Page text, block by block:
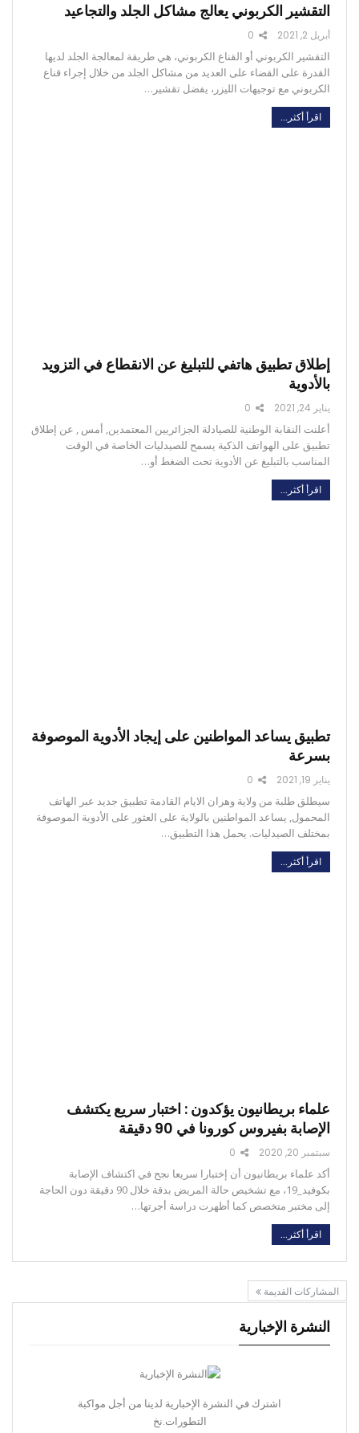
التقشير الكربوني يعالج مشاكل الجلد والتجاعيد
أبريل 2, 2021
التقشير الكربوني أو القناع الكربوني، هي طريقة لمعالجة الجلد لديها
القدرة على القضاء على العديد من مشاكل الجلد من خلال إجراء قناع
الكربوني مع توجيهات الليزر، يفضل تقشير…
اقرأ أكثر...
إطلاق تطبيق هاتفي للتبليغ عن الانقطاع في التزويد
بالأدوية
يناير 24, 2021
أعلنت النقابة الوطنية للصيادلة الجزائريين المعتمدين, أمس , عن إطلاق
تطبيق على الهواتف الذكية يسمح للصيدليات الخاصة في الوقت
المناسب بالتبليغ عن الأدوية تحت الضغط أو…
اقرأ أكثر...
تطبيق يساعد المواطنين على إيجاد الأدوية الموصوفة
بسرعة
يناير 19, 2021
سيطلق طلبة من ولاية وهران الايام القادمة تطبيق جديد عبر الهاتف
المحمول, يساعد المواطنين بالولاية على العثور على الأدوية الموصوفة
بمختلف الصيدليات. يحمل هذا التطبيق…
اقرأ أكثر...
علماء بريطانيون يؤكدون : اختبار سريع يكتشف
الإصابة بفيروس كورونا في 90 دقيقة
سبتمبر 20, 2020
أكد علماء بريطانيون أن إختبارا سريعا نجح في اكتشاف الإصابة
بكوفيد_19، مع تشخيص حالة المريض بدقة خلال 90 دقيقة دون الحاجة
إلى مختبر متخصص كما أظهرت دراسة أجرتها…
اقرأ أكثر...
المشاركات القديمة
النشرة الإخبارية
اشترك في النشرة الإخبارية لدينا من أجل مواكبة
التطورات.نخ